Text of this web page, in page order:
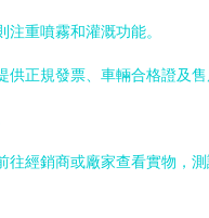
重噴霧和灌溉功能。
供正規發票、車輛合格證及
往經銷商或廠家查看實物，測